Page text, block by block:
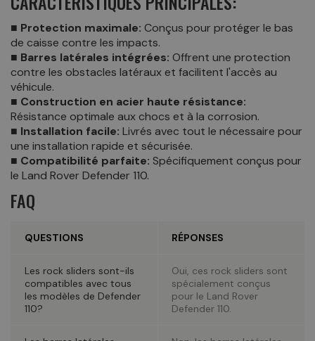
■ Protection maximale: Conçus pour protéger le bas
de caisse contre les impacts.
■ Barres latérales intégrées: Offrent une protection
contre les obstacles latéraux et facilitent l'accès au
véhicule.
■ Construction en acier haute résistance:
Résistance optimale aux chocs et à la corrosion.
■ Installation facile: Livrés avec tout le nécessaire pour
une installation rapide et sécurisée.
■ Compatibilité parfaite: Spécifiquement conçus pour
le Land Rover Defender 110.
FAQ
QUESTIONS RÉPONSES
Les rock sliders sont-ils
compatibles avec tous
les modèles de Defender
110?
Oui, ces rock sliders sont
spécialement conçus
pour le Land Rover
Defender 110.